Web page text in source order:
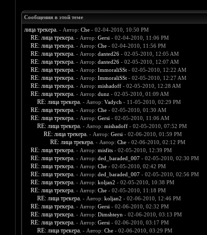
Сообщения в этой теме
лица трекера. - Автор: Che- 02-04-2010, 10:50 PM
RE: лица трекера. - Автор: Gersi - 02-04-2010, 11:06 PM
RE: лица трекера. - Автор: Che- 02-04-2010, 11:56 PM
RE: лица трекера. - Автор: danted26- 02-05-2010, 12:05 AM
RE: лица трекера. - Автор: danted26- 02-05-2010, 12:07 AM
RE: лица трекера. - Автор: ImmoraliSSt- 02-05-2010, 12:22 AM
RE: лица трекера. - Автор: ImmoraliSSt- 02-05-2010, 12:27 AM
RE: лица трекера. - Автор: mishadoff- 02-05-2010, 12:28 AM
RE: лица трекера. - Автор: dunz- 02-05-2010, 01:09 AM
RE: лица трекера. - Автор: Vadych - 11-05-2010, 02:29 PM
RE: лица трекера. - Автор: Che- 02-05-2010, 01:30 AM
RE: лица трекера. - Автор: Gersi - 02-05-2010, 11:06 AM
RE: лица трекера. - Автор: mishadoff- 02-05-2010, 07:52 PM
RE: лица трекера. - Автор: Gersi - 02-06-2010, 01:59 PM
RE: лица трекера. - Автор: Che- 02-06-2010, 02:12 PM
RE: лица трекера. - Автор: misfits- 02-05-2010, 12:39 PM
RE: лица трекера. - Автор: ded_baraded_007- 02-05-2010, 02:30 PM
RE: лица трекера. - Автор: Che- 02-05-2010, 02:42 PM
RE: лица трекера. - Автор: ded_baraded_007- 02-05-2010, 02:56 PM
RE: лица трекера. - Автор: koljan2 - 02-05-2010, 10:38 PM
RE: лица трекера. - Автор: Che- 02-05-2010, 11:18 PM
RE: лица трекера. - Автор: koljan2 - 02-06-2010, 12:46 PM
RE: лица трекера. - Автор: Gersi - 02-06-2010, 02:32 PM
RE: лица трекера. - Автор: Dimshteyn - 02-06-2010, 03:13 PM
RE: лица трекера. - Автор: Gersi - 02-06-2010, 03:17 PM
RE: лица трекера. - Автор: Che- 02-06-2010, 03:29 PM